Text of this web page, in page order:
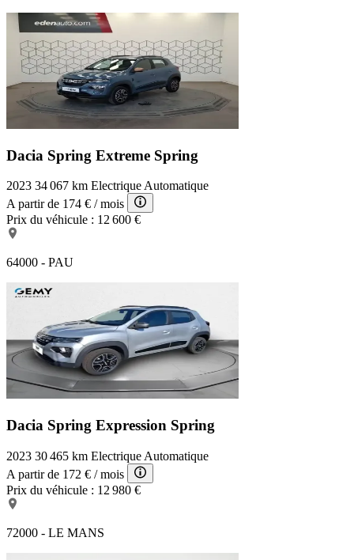
Dacia Spring Extreme Spring
2023 34 067 km Electrique Automatique
A partir de 174 € / mois
Prix du véhicule : 12 600 €
64000 - PAU
Dacia Spring Expression Spring
2023 30 465 km Electrique Automatique
A partir de 172 € / mois
Prix du véhicule : 12 980 €
72000 - LE MANS